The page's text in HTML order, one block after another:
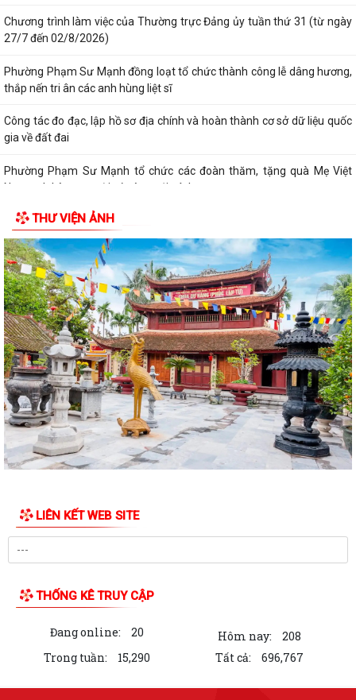
Chương trình làm việc của Thường trực Đảng ủy tuần thứ 31 (từ ngày
27/7 đến 02/8/2026)
Phường Phạm Sư Mạnh đồng loạt tổ chức thành công lễ dâng hương,
thắp nến tri ân các anh hùng liệt sĩ
Công tác đo đạc, lập hồ sơ địa chính và hoàn thành cơ sở dữ liệu quốc
gia về đất đai
Phường Phạm Sư Mạnh tổ chức các đoàn thăm, tặng quà Mẹ Việt
Nam anh hùng, người có công với cách...
Thông báo đăng ký phát triển điện mặt trời mái nhà tự sản xuất, tự
tiêu thụ trên địa bàn phường...
Thông báo đấu giá quyền sử dụng đất ở trên địa bàn phường Phạm
Sư Mạnh
Cảnh báo thủ đoạn giả danh cơ quan hành chính công để lừa đảo
Tổ dân phố Thái Sơn gặp mặt, trao quà tri ân người có công nhân dịp
kỷ niệm 79 năm ngày Thương binh...
Chương trình làm việc tuần 30 của Lãnh đạo UBND phường Phạm Sư
Mạnh
Chương trình làm việc của Thường trực Đảng ủy tuần thứ 30 (từ ngày
20/7 đến 26/7/2026)
hài cốt liệt sĩ đối với 62 mộ chưa...
Phường Phạm Sư Mạnh tổ chức hội nghị gặp mặt, trao tặng quà tri ân
Phường Phạm Sư Mạnh tổ chức Hội nghị giới thiệu bộ giải pháp
Thông báo Chương trình làm việc tuần 29 của Lãnh đạo UBND phường
Phạm Sư Mạnh
THƯ VIỆN ẢNH
LIÊN KẾT WEB SITE
THỐNG KÊ TRUY CẬP
Đang online: 20 Hôm nay:
208
Trong tuần:
15,290 Tất cả: 696,767